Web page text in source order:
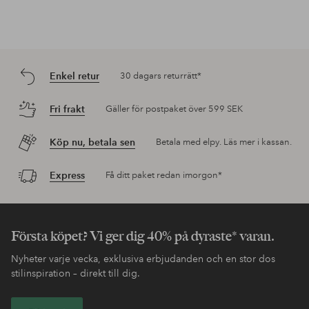
Enkel retur 30 dagars returrätt*
Fri frakt Gäller för postpaket över 599 SEK
Köp nu, betala sen Betala med elpy. Läs mer i kassan.
Express Få ditt paket redan imorgon*
Första köpet? Vi ger dig 40% på dyraste* varan.
Nyheter varje vecka, exklusiva erbjudanden och en stor dos
stilinspiration – direkt till dig.